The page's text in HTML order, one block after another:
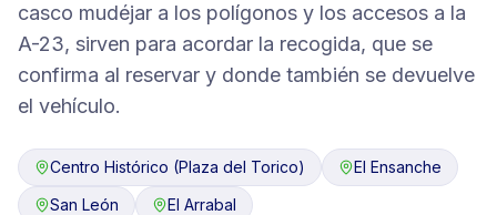
casco mudéjar a los polígonos y los accesos a la
A-23, sirven para acordar la recogida, que se
confirma al reservar y donde también se devuelve
el vehículo.
Centro Histórico (Plaza del Torico)
El Ensanche
San León
El Arrabal